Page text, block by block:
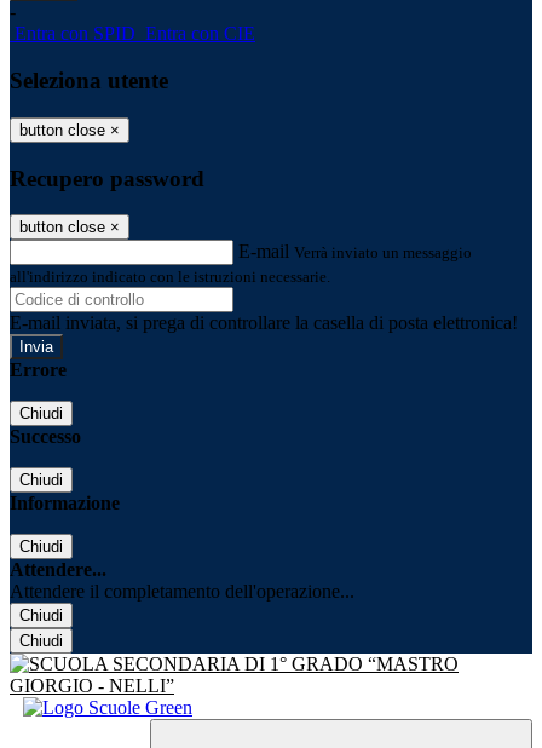
-
Entra con SPID Entra con CIE
Seleziona utente
button close ×
Recupero password
button close ×
E-mail Verrà inviato un messaggio
all'indirizzo indicato con le istruzioni necessarie.
E-mail inviata, si prega di controllare la casella di posta elettronica!
Errore
Chiudi
Successo
Chiudi
Informazione
Chiudi
Attendere...
Attendere il completamento dell'operazione...
Chiudi
Chiudi